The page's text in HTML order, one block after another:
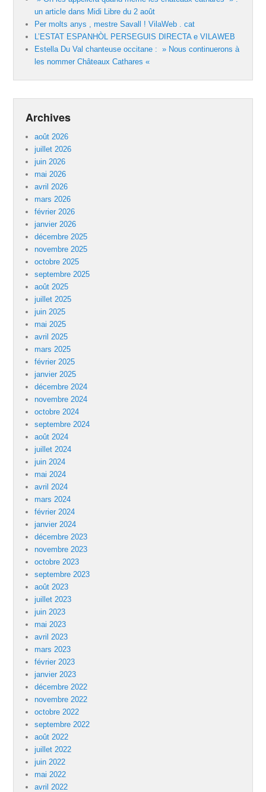
un article dans Midi Libre du 2 août
Per molts anys , mestre Savall ! VilaWeb . cat
L’ESTAT ESPANHÒL PERSEGUIS DIRECTA e VILAWEB
Estella Du Val chanteuse occitane : » Nous continuerons à
les nommer Châteaux Cathares «
Archives
août 2026
juillet 2026
juin 2026
mai 2026
avril 2026
mars 2026
février 2026
janvier 2026
décembre 2025
novembre 2025
octobre 2025
septembre 2025
août 2025
juillet 2025
juin 2025
mai 2025
avril 2025
mars 2025
février 2025
janvier 2025
décembre 2024
novembre 2024
octobre 2024
septembre 2024
août 2024
juillet 2024
juin 2024
mai 2024
avril 2024
mars 2024
février 2024
janvier 2024
décembre 2023
novembre 2023
octobre 2023
septembre 2023
août 2023
juillet 2023
juin 2023
mai 2023
avril 2023
mars 2023
février 2023
janvier 2023
décembre 2022
novembre 2022
octobre 2022
septembre 2022
août 2022
juillet 2022
juin 2022
mai 2022
avril 2022